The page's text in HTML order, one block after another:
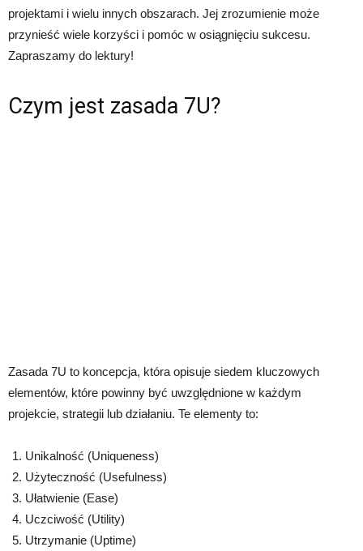
projektami i wielu innych obszarach. Jej zrozumienie może
przynieść wiele korzyści i pomóc w osiągnięciu sukcesu.
Zapraszamy do lektury!
Czym jest zasada 7U?
Zasada 7U to koncepcja, która opisuje siedem kluczowych
elementów, które powinny być uwzględnione w każdym
projekcie, strategii lub działaniu. Te elementy to:
Unikalność (Uniqueness)
Użyteczność (Usefulness)
Ułatwienie (Ease)
Uczciwość (Utility)
Utrzymanie (Uptime)